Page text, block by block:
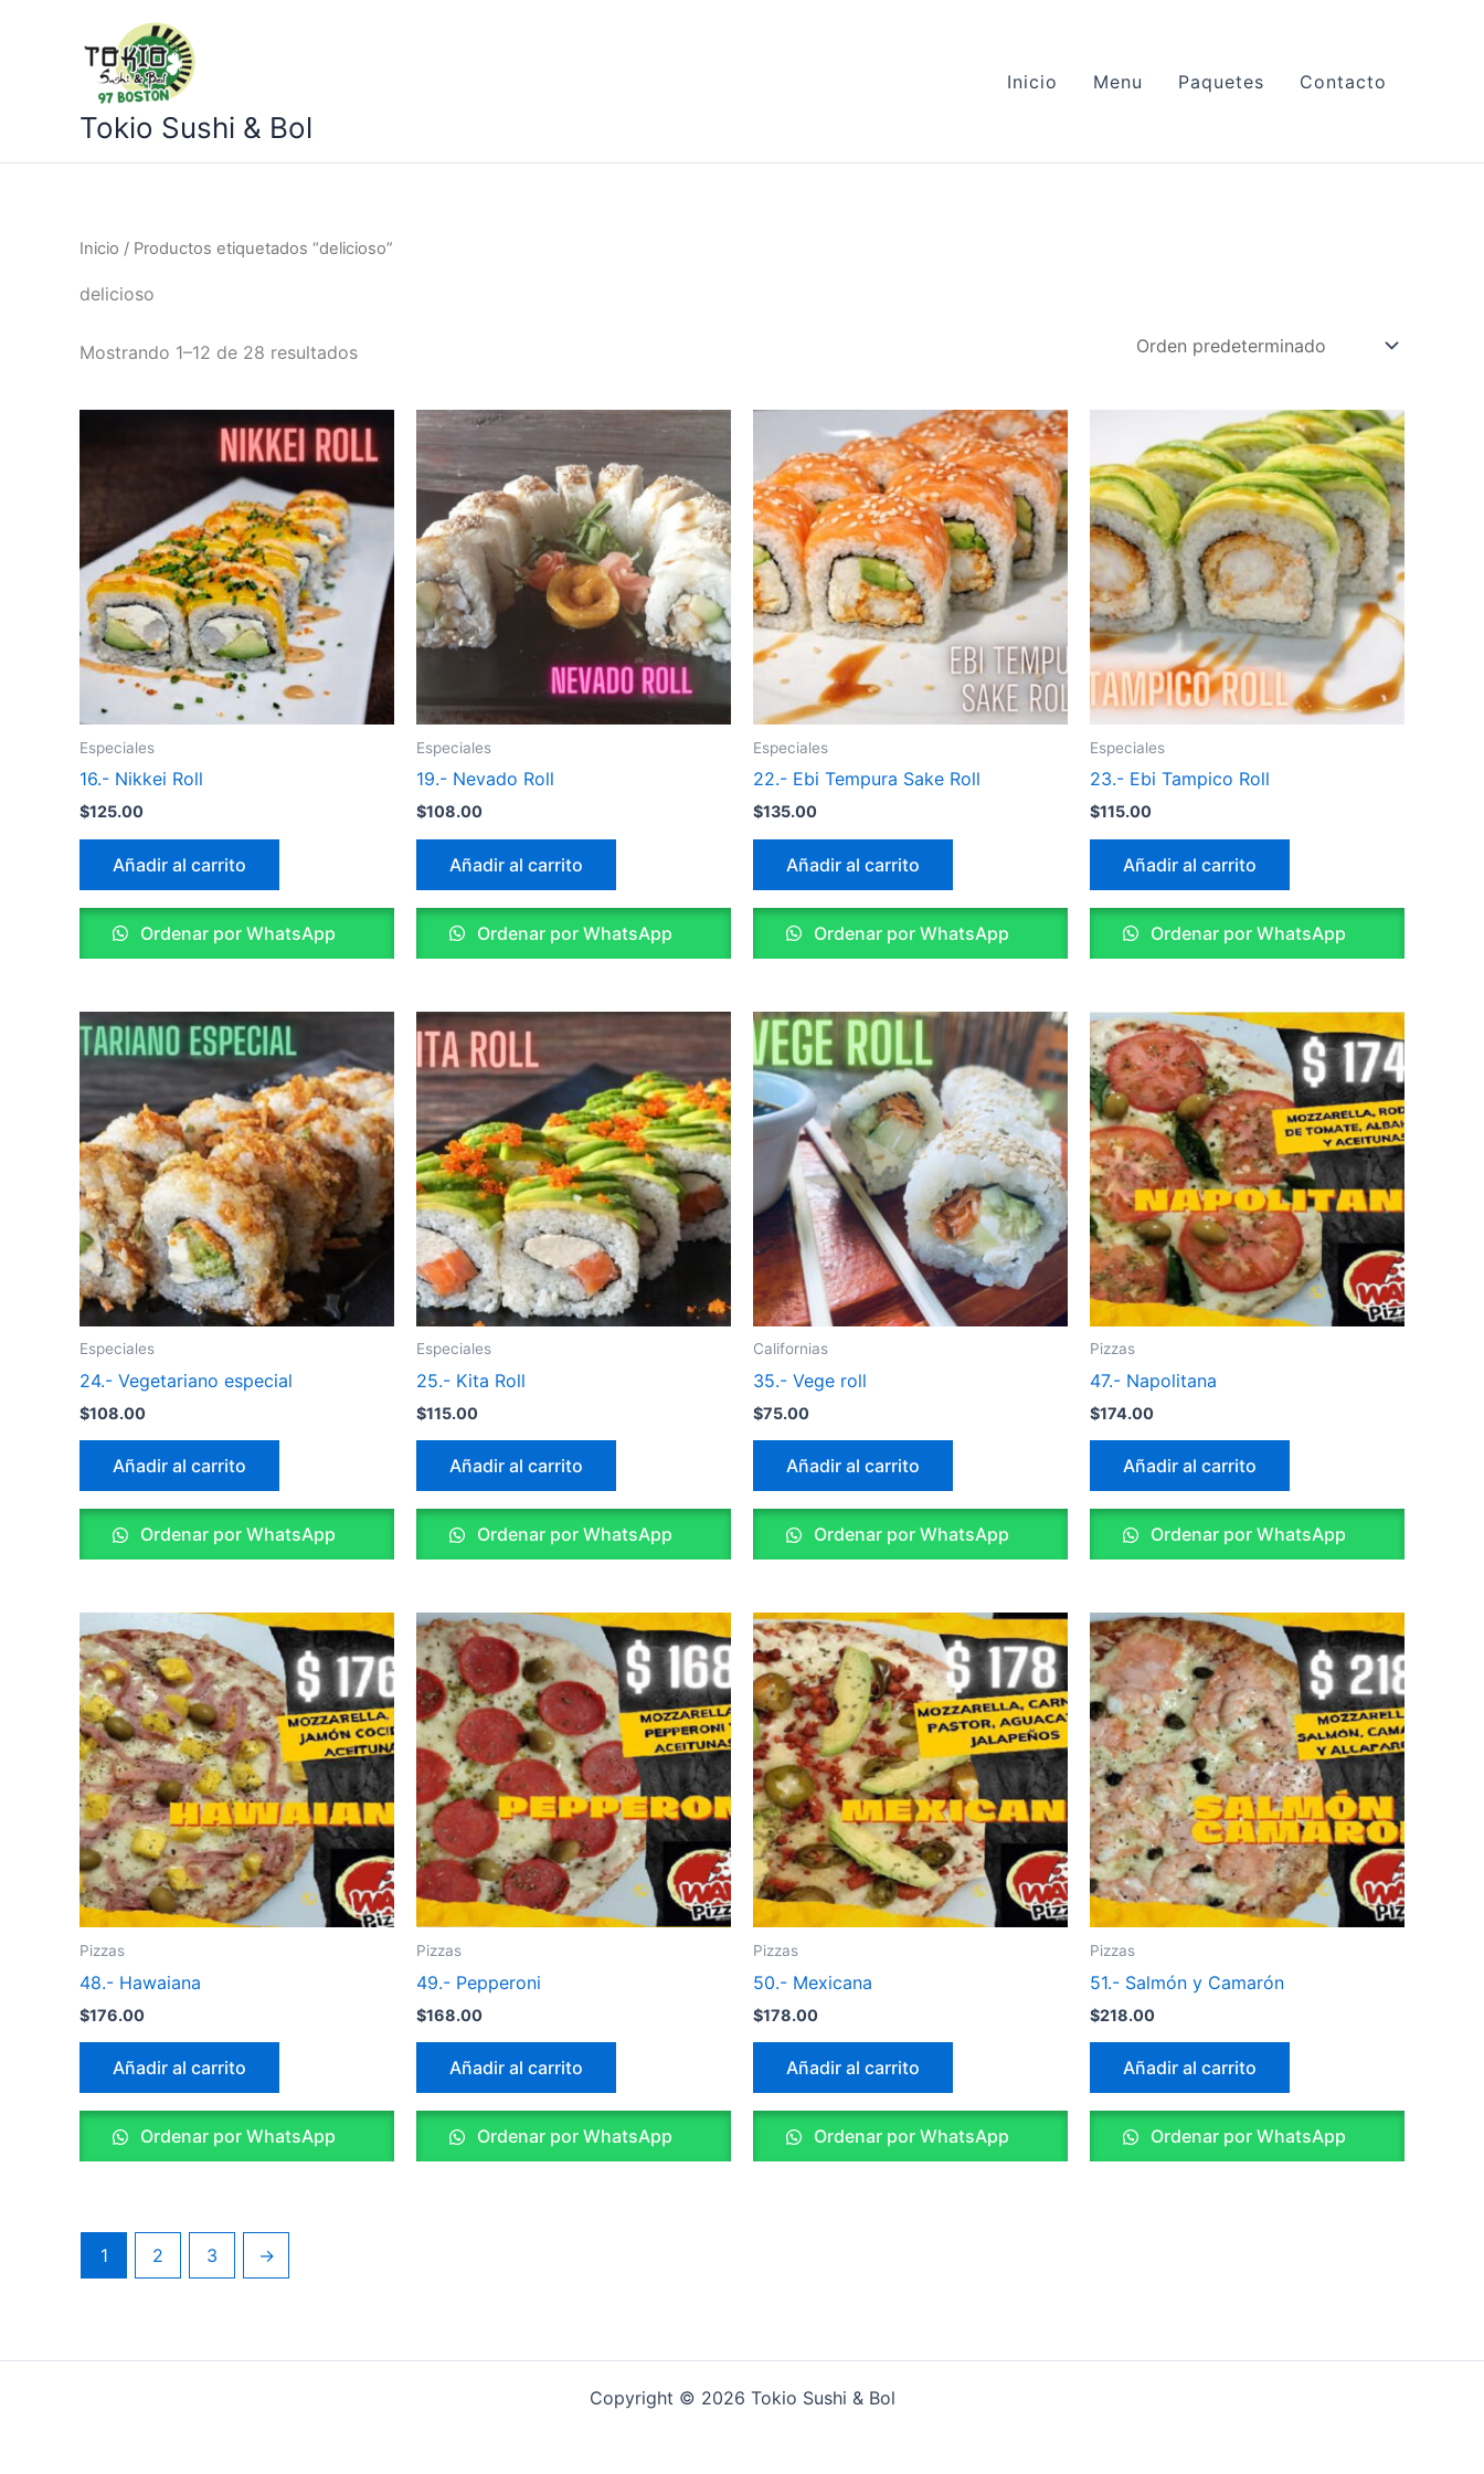
Tokio Sushi & Bol
Inicio Menu Paquetes Contacto
Inicio / Productos etiquetados “delicioso”
delicioso
Mostrando 1–12 de 28 resultados
Especiales
16.- Nikkei Roll
$125.00
Añadir al carrito
Ordenar por WhatsApp
Especiales
19.- Nevado Roll
$108.00
Añadir al carrito
Ordenar por WhatsApp
Especiales
22.- Ebi Tempura Sake Roll
$135.00
Añadir al carrito
Ordenar por WhatsApp
Especiales
23.- Ebi Tampico Roll
$115.00
Añadir al carrito
Ordenar por WhatsApp
Especiales
24.- Vegetariano especial
$108.00
Añadir al carrito
Ordenar por WhatsApp
Especiales
25.- Kita Roll
$115.00
Añadir al carrito
Ordenar por WhatsApp
Californias
35.- Vege roll
$75.00
Añadir al carrito
Ordenar por WhatsApp
Pizzas
47.- Napolitana
$174.00
Añadir al carrito
Ordenar por WhatsApp
Pizzas
48.- Hawaiana
$176.00
Añadir al carrito
Ordenar por WhatsApp
Pizzas
49.- Pepperoni
$168.00
Añadir al carrito
Ordenar por WhatsApp
Pizzas
50.- Mexicana
$178.00
Añadir al carrito
Ordenar por WhatsApp
Pizzas
51.- Salmón y Camarón
$218.00
Añadir al carrito
Ordenar por WhatsApp
1 2 3 →
Copyright © 2026 Tokio Sushi & Bol